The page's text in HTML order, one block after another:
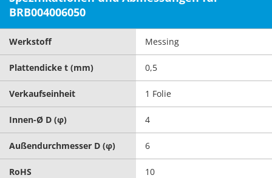
BRB004006050
Werkstoff Messing
Plattendicke t (mm) 0,5
Verkaufseinheit 1 Folie
Innen-Ø D (φ) 4
Außendurchmesser D (φ) 6
RoHS 10